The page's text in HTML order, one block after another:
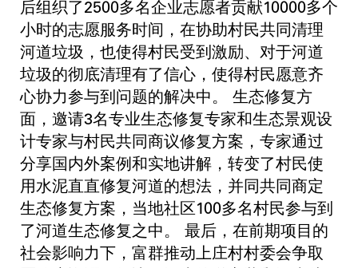
后组织了2500多名企业志愿者贡献10000多个
小时的志愿服务时间，在协助村民共同清理
河道垃圾，也使得村民受到激励、对于河道
垃圾的彻底清理有了信心，使得村民愿意齐
心协力参与到问题的解决中。 生态修复方
面，邀请3名专业生态修复专家和生态景观设
计专家与村民共同商议修复方案，专家通过
分享国内外案例和实地讲解，转变了村民使
用水泥直直修复河道的想法，并同共同商定
生态修复方案，当地社区100多名村民参与到
了河道生态修复之中。 最后，在前期项目的
社会影响力下，富群推动上庄村村委会争取